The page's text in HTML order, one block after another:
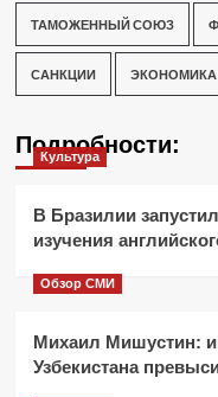
ТАМОЖЕННЫЙ СОЮЗ
САНКЦИИ ЭКОНОМИКА
Подробности:
Культура
В Бразилии
изучения
Обзор СМИ
Михаил Мишустин:
Узбекистана